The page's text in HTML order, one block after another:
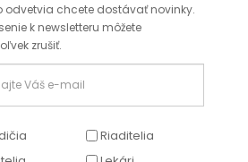
odvetvia chcete dostávať novinky.
k newsletteru môžete
zrušiť.
Riaditelia